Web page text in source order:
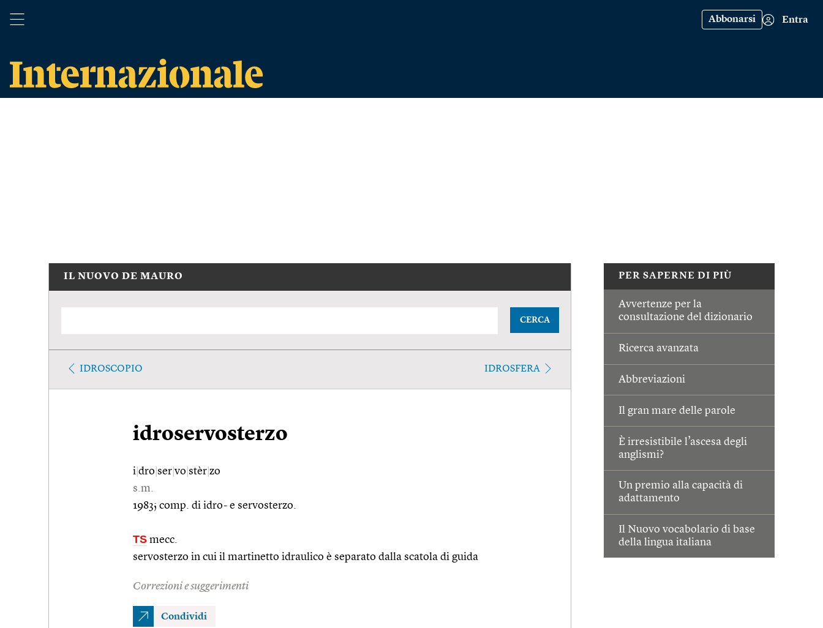
Abbonarsi Entra
PER SAPERNE DI PIÙ
Avvertenze per la
consultazione del dizionario
Ricerca avanzata
Abbreviazioni
Il gran mare delle parole
È irresistibile l’ascesa degli
anglismi?
Un premio alla capacità di
adattamento
Il Nuovo vocabolario di base
della lingua italiana
IL NUOVO DE MAURO
CERCA
IDROSCOPIO IDROSFERA
idroservosterzo
i dro ser vo stèr zo
s.m.
1983; comp. di idro- e servosterzo.
TS mecc.
servosterzo in cui il martinetto idraulico è separato dalla scatola di guida
Correzioni e suggerimenti
Condividi